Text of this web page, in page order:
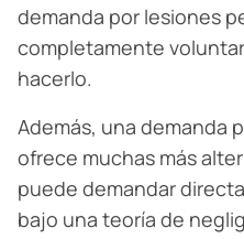
demanda por lesiones
completamente
hacerlo.
Además, una demanda
ofrece muchas más
puede demandar
bajo una teoría de